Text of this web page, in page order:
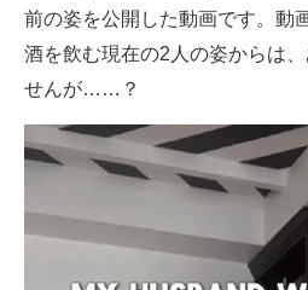
前の姿を公開した動画です。動
酒を飲む現在の2人の姿からは
せんが……？